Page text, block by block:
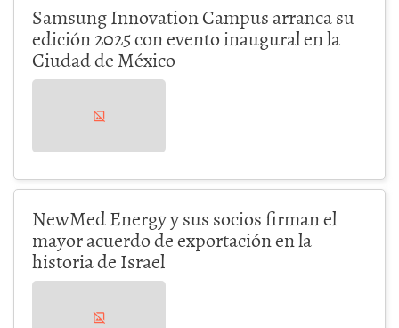
Samsung Innovation Campus arranca su
edición 2025 con evento inaugural en la
Ciudad de México
NewMed Energy y sus socios firman el
mayor acuerdo de exportación en la
historia de Israel